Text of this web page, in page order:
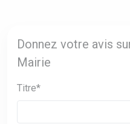
Donnez votre avis
Mairie
Titre*